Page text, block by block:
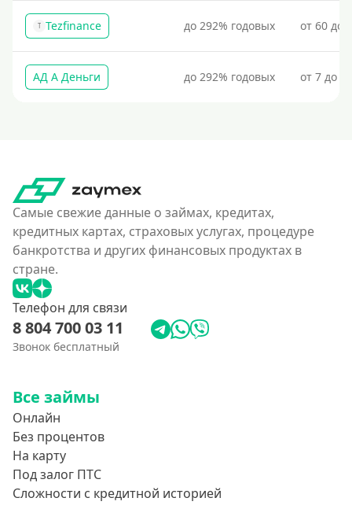
T Tezfinance до 292% годовых от 60 до
АД А Деньги до 292% годовых от 7 до
Самые свежие данные о займах, кредитах,
кредитных картах, страховых услугах, процедуре
банкротства и других финансовых продуктах в
стране.
Телефон для связи
8 804 700 03 11
Звонок бесплатный
Все займы
Онлайн
Без процентов
На карту
Под залог ПТС
Сложности с кредитной историей